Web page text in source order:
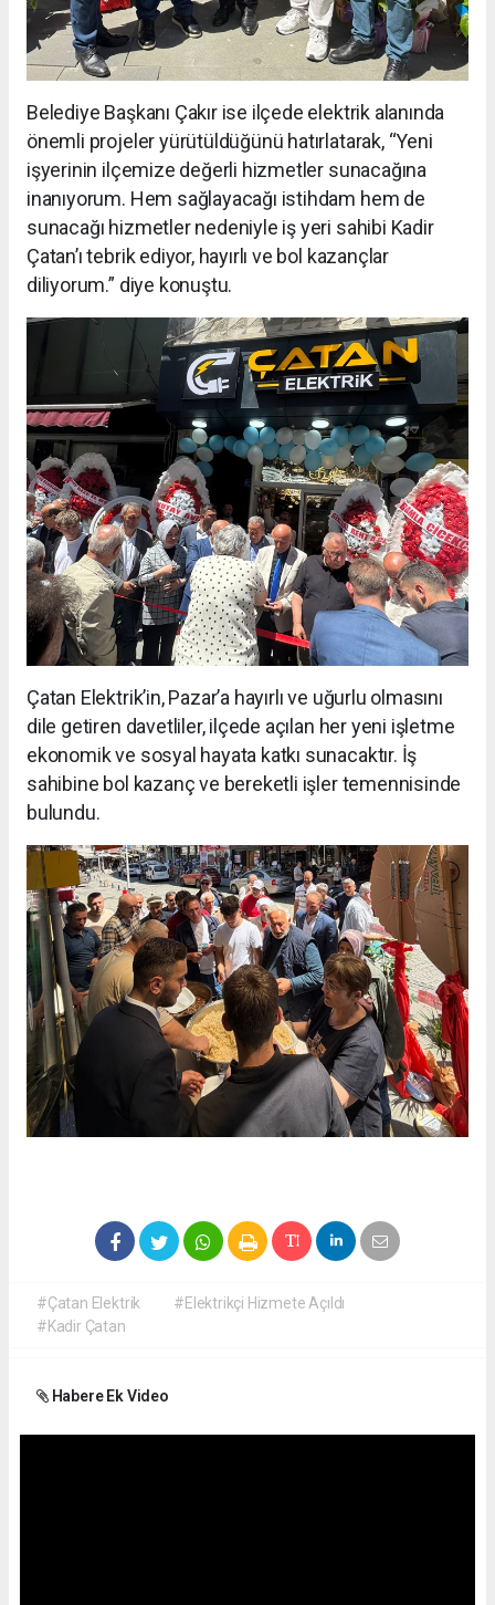
Belediye Başkanı Çakır ise ilçede elektrik alanında
önemli projeler yürütüldüğünü hatırlatarak, “Yeni
işyerinin ilçemize değerli hizmetler sunacağına
inanıyorum. Hem sağlayacağı istihdam hem de
sunacağı hizmetler nedeniyle iş yeri sahibi Kadir
Çatan’ı tebrik ediyor, hayırlı ve bol kazançlar
diliyorum.” diye konuştu.
Çatan Elektrik’in, Pazar’a hayırlı ve uğurlu olmasını
dile getiren davetliler, ilçede açılan her yeni işletme
ekonomik ve sosyal hayata katkı sunacaktır. İş
sahibine bol kazanç ve bereketli işler temennisinde
bulundu.
#Çatan Elektrik
#Elektrikçi Hizmete Açıldı
#Kadir Çatan
Habere Ek Video